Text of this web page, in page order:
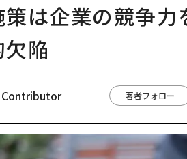
は企業の競争
陥
著者フォロー